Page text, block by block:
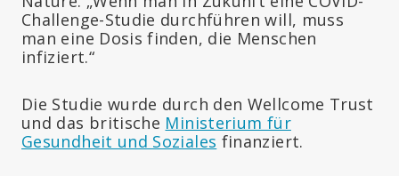
Challenge-Studie durchführen will, muss
man eine Dosis finden, die Menschen
infiziert.“
Die Studie wurde durch den Wellcome Trust
und das britische Ministerium für
Gesundheit und Soziales finanziert.